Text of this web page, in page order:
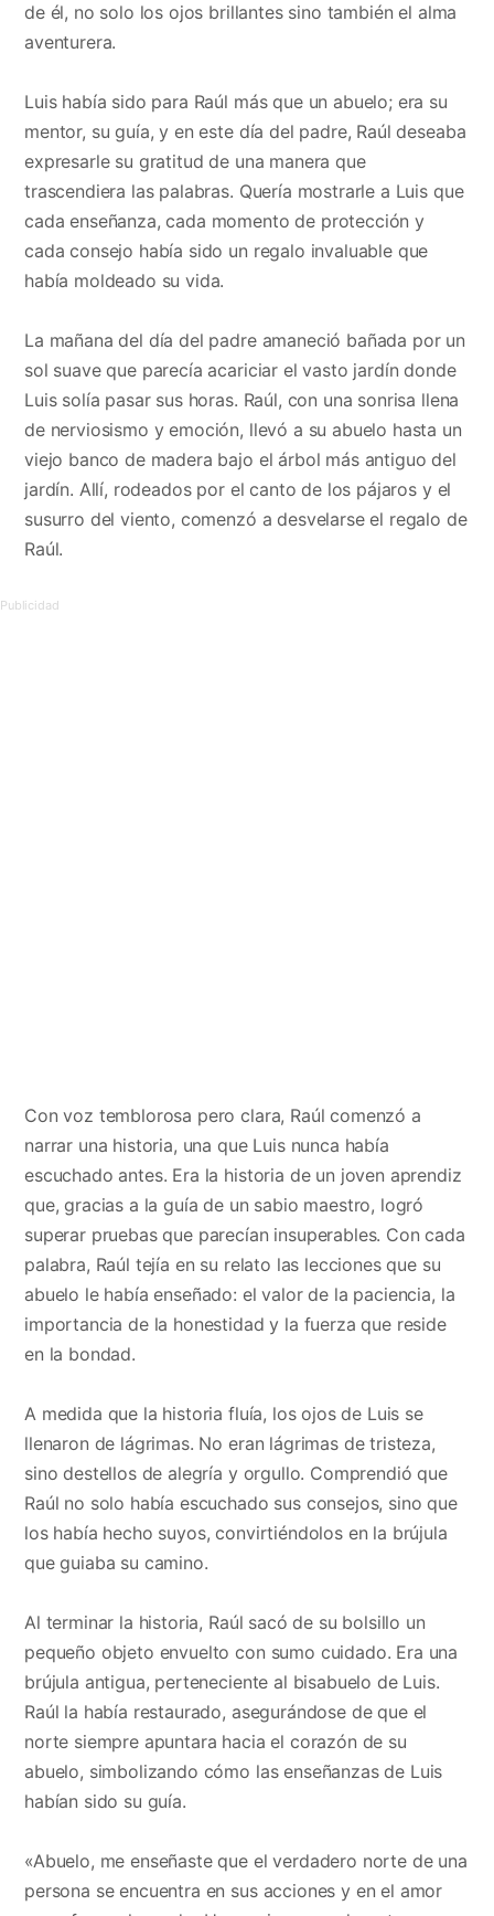
de él, no solo los ojos brillantes sino también el alma
aventurera.
Luis había sido para Raúl más que un abuelo; era su
mentor, su guía, y en este día del padre, Raúl deseaba
expresarle su gratitud de una manera que
trascendiera las palabras. Quería mostrarle a Luis que
cada enseñanza, cada momento de protección y
cada consejo había sido un regalo invaluable que
había moldeado su vida.
La mañana del día del padre amaneció bañada por un
sol suave que parecía acariciar el vasto jardín donde
Luis solía pasar sus horas. Raúl, con una sonrisa llena
de nerviosismo y emoción, llevó a su abuelo hasta un
viejo banco de madera bajo el árbol más antiguo del
jardín. Allí, rodeados por el canto de los pájaros y el
susurro del viento, comenzó a desvelarse el regalo de
Raúl.
Con voz temblorosa pero clara, Raúl comenzó a
narrar una historia, una que Luis nunca había
escuchado antes. Era la historia de un joven aprendiz
que, gracias a la guía de un sabio maestro, logró
superar pruebas que parecían insuperables. Con cada
palabra, Raúl tejía en su relato las lecciones que su
abuelo le había enseñado: el valor de la paciencia, la
importancia de la honestidad y la fuerza que reside
en la bondad.
A medida que la historia fluía, los ojos de Luis se
llenaron de lágrimas. No eran lágrimas de tristeza,
sino destellos de alegría y orgullo. Comprendió que
Raúl no solo había escuchado sus consejos, sino que
los había hecho suyos, convirtiéndolos en la brújula
que guiaba su camino.
Al terminar la historia, Raúl sacó de su bolsillo un
pequeño objeto envuelto con sumo cuidado. Era una
brújula antigua, perteneciente al bisabuelo de Luis.
Raúl la había restaurado, asegurándose de que el
norte siempre apuntara hacia el corazón de su
abuelo, simbolizando cómo las enseñanzas de Luis
habían sido su guía.
«Abuelo, me enseñaste que el verdadero norte de una
persona se encuentra en sus acciones y en el amor